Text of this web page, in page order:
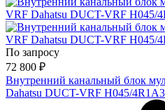
По запросу
72 800 ₽
Внутренний канальный блок
Dahatsu DUCT-VRF H045/